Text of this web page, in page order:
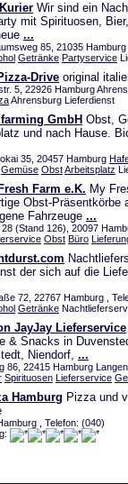
Wir sind ein
mit Spirituosen,
...
85, 21035
Getränke Partyservice
Drive original
5, 22926 Hamburg
Ahrensburg Lieferdienst
GmbH Obst,
und nach Hause.
35, 20457 Hamburg
Gemüse ObstArbeitsplatz
Farm e.K. My
Obst-Präsentkörbe
Fahrzeuge ...
(Stand 126), 20097
Obst Büro
der sich auf die
72, 22767 Hamburg ,
Getränke
JayJay Lieferservice
& Snacks in
Niendorf, ...
86, 22415 Hamburg
Spirituosen Lieferservice
Hamburg Pizza und
, Telefon: (040)